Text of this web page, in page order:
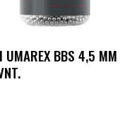
UMAREX BBS 4,5 MM